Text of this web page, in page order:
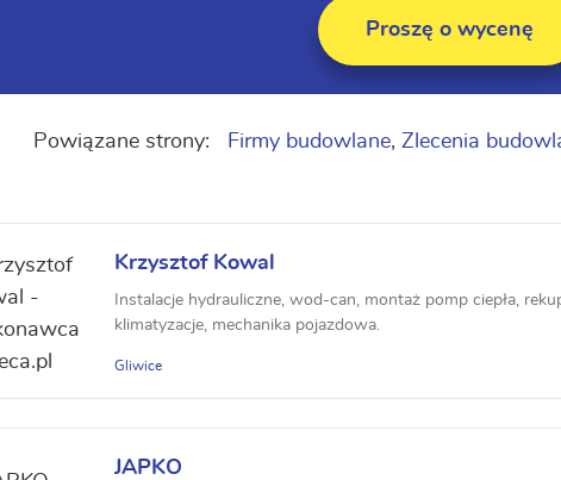
Proszę o wycenę
Powiązane strony: Firmy budowlane, Zlecenia
Krzysztof Kowal
Instalacje hydrauliczne, wod-can, montaż pomp ciepła,
klimatyzacje, mechanika pojazdowa.
Gliwice
JAPKO